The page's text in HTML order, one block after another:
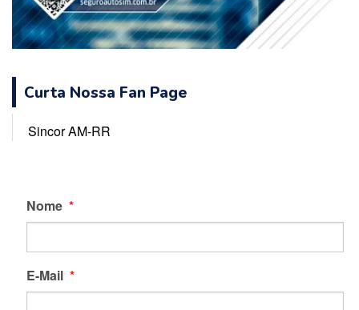
Curta Nossa Fan Page
Sincor AM-RR
Nome *
E-Mail *